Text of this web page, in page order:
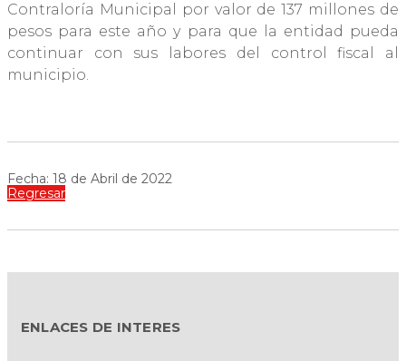
Contraloría Municipal por valor de 137 millones de
pesos para este año y para que la entidad pueda
continuar con sus labores del control fiscal al
municipio.
Fecha: 18 de Abril de 2022
Regresar
ENLACES DE INTERES